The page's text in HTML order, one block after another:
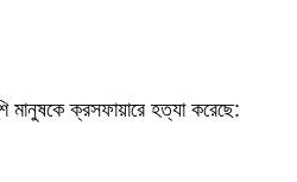
মানুষকে ক্রসফায়ারে হত্যা করেছে: